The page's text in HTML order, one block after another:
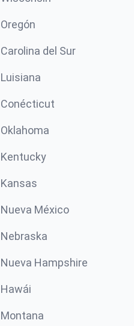
Oregón
Carolina del Sur
Luisiana
Conécticut
Oklahoma
Kentucky
Kansas
Nueva México
Nebraska
Nueva Hampshire
Hawái
Montana